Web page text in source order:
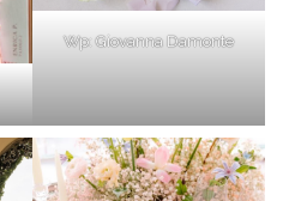
Wp: Giovanna Damonte